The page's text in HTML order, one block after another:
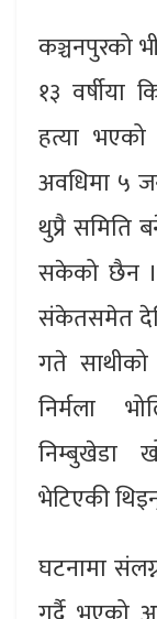
कञ्चनपुरको
१३ वर्षीया
हत्या
अवधिमा ५
थुप्रै समिति
सकेको छैन ।
संकेतसमेत
गते
निर्मला
निम्बुखेडा
भेटिएकी
घटनामा